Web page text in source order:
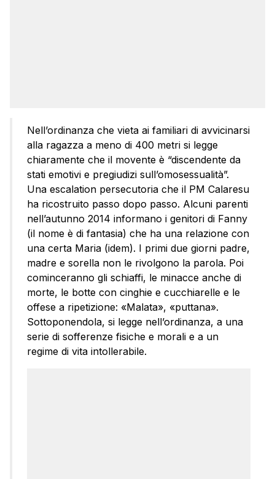
Nell’ordinanza che vieta ai familiari di avvicinarsi
alla ragazza a meno di 400 metri si legge
chiaramente che il movente è “discendente da
stati emotivi e pregiudizi sull’omosessualità”.
Una escalation persecutoria che il PM Calaresu
ha ricostruito passo dopo passo. Alcuni parenti
nell’autunno 2014 informano i genitori di Fanny
(il nome è di fantasia) che ha una relazione con
una certa Maria (idem). I primi due giorni padre,
madre e sorella non le rivolgono la parola. Poi
cominceranno gli schiaffi, le minacce anche di
morte, le botte con cinghie e cucchiarelle e le
offese a ripetizione: «Malata», «puttana».
Sottoponendola, si legge nell’ordinanza, a una
serie di sofferenze fisiche e morali e a un
regime di vita intollerabile.